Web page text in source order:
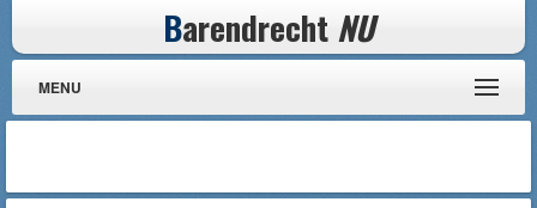
Barendrecht NU
MENU